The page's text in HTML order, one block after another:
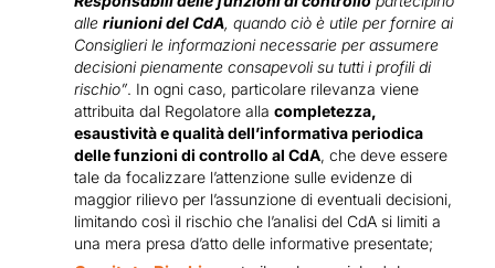
alle riunioni del CdA, quando ciò è utile per fornire ai
Consiglieri le informazioni necessarie per assumere
decisioni pienamente consapevoli su tutti i profili di
rischio”. In ogni caso, particolare rilevanza viene
attribuita dal Regolatore alla completezza,
esaustività e qualità dell’informativa periodica
delle funzioni di controllo al CdA, che deve essere
tale da focalizzare l’attenzione sulle evidenze di
maggior rilievo per l’assunzione di eventuali decisioni,
limitando così il rischio che l’analisi del CdA si limiti a
una mera presa d’atto delle informative presentate;